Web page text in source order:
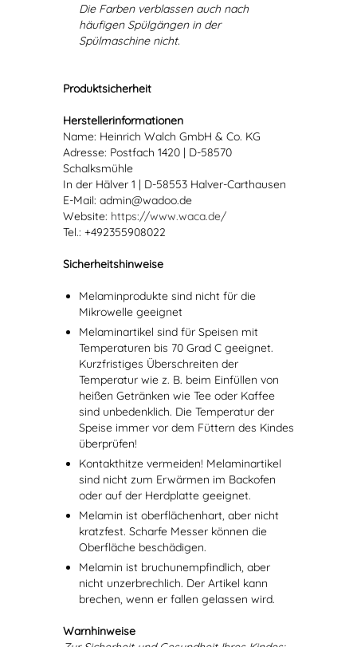
Die Farben verblassen auch nach
häufigen Spülgängen in der
Spülmaschine nicht.
Produktsicherheit
Herstellerinformationen
Name: Heinrich Walch GmbH & Co. KG
Adresse: Postfach 1420 | D-58570
Schalksmühle
In der Hälver 1 | D-58553 Halver-Carthausen
E-Mail: admin@wadoo.de
Website: https://www.waca.de/
Tel.: +492355908022
Sicherheitshinweise
Melaminprodukte sind nicht für die
Mikrowelle geeignet
Melaminartikel sind für Speisen mit
Temperaturen bis 70 Grad C geeignet.
Kurzfristiges Überschreiten der
Temperatur wie z. B. beim Einfüllen von
heißen Getränken wie Tee oder Kaffee
sind unbedenklich. Die Temperatur der
Speise immer vor dem Füttern des Kindes
überprüfen!
Kontakthitze vermeiden! Melaminartikel
sind nicht zum Erwärmen im Backofen
oder auf der Herdplatte geeignet.
Melamin ist oberflächenhart, aber nicht
kratzfest. Scharfe Messer können die
Oberfläche beschädigen.
Melamin ist bruchunempfindlich, aber
nicht unzerbrechlich. Der Artikel kann
brechen, wenn er fallen gelassen wird.
Warnhinweise